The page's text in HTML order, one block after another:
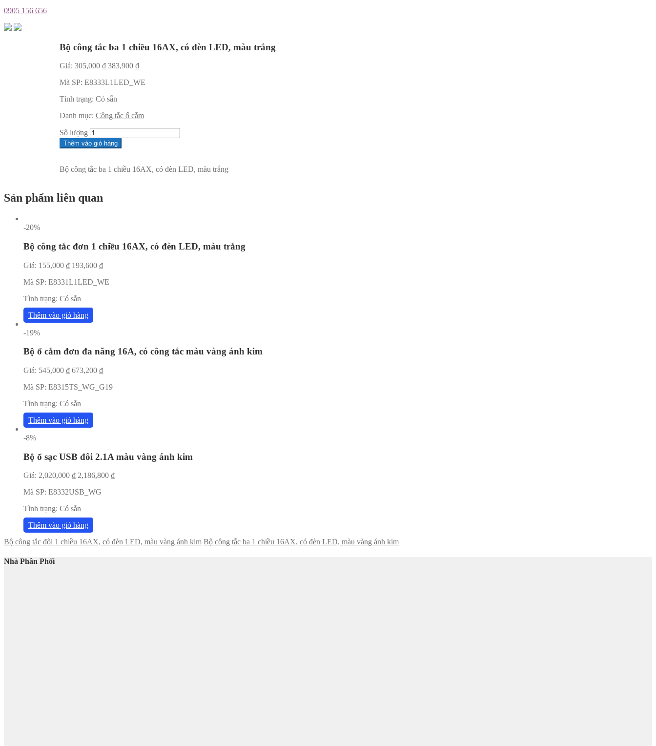
0905 156 656
Bộ công tắc ba 1 chiều 16AX, có đèn LED, màu trắng
Giá: 305,000 ₫ 383,900 ₫
Mã SP: E8333L1LED_WE
Tình trạng: Có sẵn
Danh mục: Công tắc ổ cắm
Sô lượng
Thêm vào giỏ hàng
Bộ công tắc ba 1 chiều 16AX, có đèn LED, màu trắng
Sản phẩm liên quan
-20%
Bộ công tắc đơn 1 chiều 16AX, có đèn LED, màu trắng
Giá: 155,000 ₫ 193,600 ₫
Mã SP: E8331L1LED_WE
Tình trạng: Có sẵn
Thêm vào giỏ hàng
-19%
Bộ ổ cắm đơn đa năng 16A, có công tắc màu vàng ánh kim
Giá: 545,000 ₫ 673,200 ₫
Mã SP: E8315TS_WG_G19
Tình trạng: Có sẵn
Thêm vào giỏ hàng
-8%
Bộ ổ sạc USB đôi 2.1A màu vàng ánh kim
Giá: 2,020,000 ₫ 2,186,800 ₫
Mã SP: E8332USB_WG
Tình trạng: Có sẵn
Thêm vào giỏ hàng
Bộ công tắc đôi 1 chiều 16AX, có đèn LED, màu vàng ánh kim Bộ công tắc ba 1 chiều 16AX, có đèn LED, màu vàng ánh kim
Nhà Phân Phối